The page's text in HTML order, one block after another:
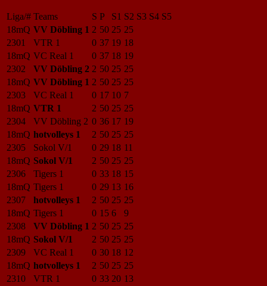
Liga/# Teams S P S1 S2 S3 S4 S5
18mQ VV Döbling 1 2 50 25 25
2301
VTR 1 0 37 19 18
18mQ VC Real 1 0 37 18 19
2302
VV Döbling 2 2 50 25 25
18mQ VV Döbling 1 2 50 25 25
2303
VC Real 1 0 17 10 7
18mQ VTR 1 2 50 25 25
2304
VV Döbling 2 0 36 17 19
18mQ hotvolleys 1 2 50 25 25
2305
Sokol V/1 0 29 18 11
18mQ Sokol V/1 2 50 25 25
2306
Tigers 1 0 33 18 15
18mQ Tigers 1 0 29 13 16
2307
hotvolleys 1 2 50 25 25
18mQ Tigers 1 0 15 6
9
2308
VV Döbling 1 2 50 25 25
18mQ Sokol V/1 2 50 25 25
2309
VC Real 1 0 30 18 12
18mQ hotvolleys 1 2 50 25 25
2310
VTR 1 0 33 20 13